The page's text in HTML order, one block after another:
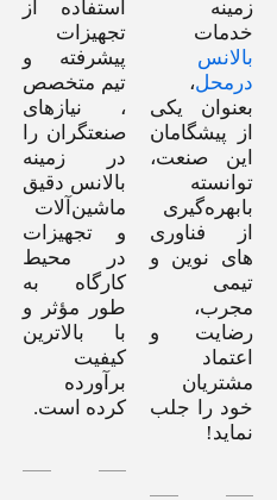
زمینه
خدمات
بالانس
درمحل،
بعنوان یکی
از پیشگامان
این صنعت،
توانسته
بابهره‌گیری
از فناوری
های نوین و
تیمی
مجرب،
رضایت و
اعتماد
مشتریان
خود را جلب
نماید!
استفاده از
تجهیزات
پیشرفته و
تیم متخصص
، نیازهای
صنعتگران را
در زمینه
بالانس دقیق
ماشین‌آلات
و تجهیزات
در محیط
کارگاه به
طور مؤثر و
با بالاترین
کیفیت
برآورده
کرده است.